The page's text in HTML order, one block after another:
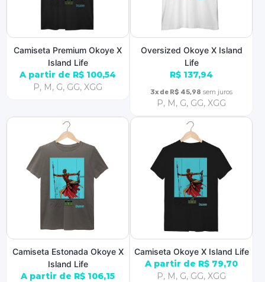
Camiseta Premium Okoye X
Island Life
A partir de R$ 100,54
P, M, G, GG, XGG
Oversized Okoye X Island
Life
R$ 137,94
3x de R$ 45,98 sem juros
P, M, G, GG, XGG
Camiseta Estonada Okoye X
Island Life
A partir de R$ 106,15
Camiseta Okoye X Island Life
A partir de R$ 79,70
P, M, G, GG, XGG